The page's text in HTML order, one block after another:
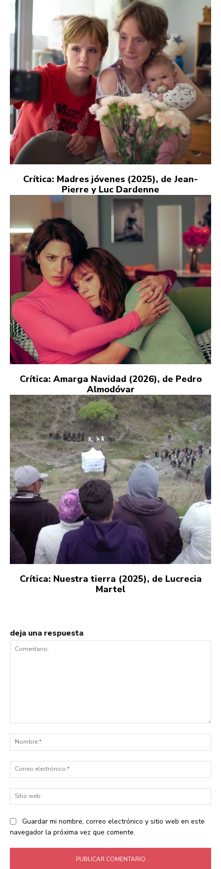
Crítica: Madres jóvenes (2025), de Jean-
Pierre y Luc Dardenne
Crítica: Amarga Navidad (2026), de Pedro
Almodóvar
Crítica: Nuestra tierra (2025), de Lucrecia
Martel
deja una respuesta
Guardar mi nombre, correo electrónico y sitio web en este
navegador la próxima vez que comente.